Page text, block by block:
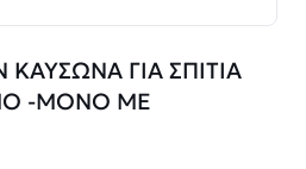
ΚΑΥΣΩΝΑ ΓΙΑ ΣΠΙΤΙΑ
-ΜΟΝΟ ΜΕ